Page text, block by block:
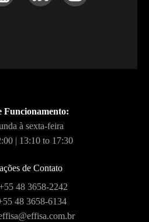
Funcionamento:
à sexta-feira
| 13:10 to 17:30
de Contato
48 3658-2242
48 3658-6134